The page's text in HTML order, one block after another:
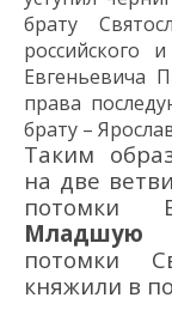
брату
российского
Евгеньевича
права
брату –
Таким
на две
потомки
Младшую
потомки
княжили в